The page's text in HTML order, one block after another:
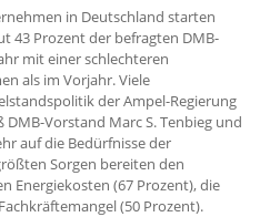
in Deutschland starten
43 Prozent der befragten DMB-
mit einer schlechteren
als im Vorjahr. Viele
der Ampel-Regierung
DMB-Vorstand Marc S. Tenbieg und
auf die Bedürfnisse der
Sorgen bereiten den
Energiekosten (67 Prozent), die
(50 Prozent).